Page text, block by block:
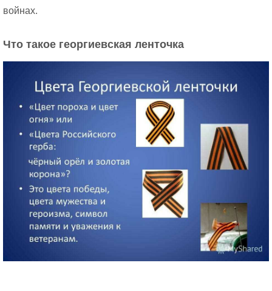
войнах.
Что такое георгиевская ленточка